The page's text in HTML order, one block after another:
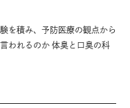
を積み、予防医療の観点から
われるのか 体臭と口臭の科